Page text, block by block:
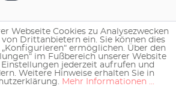
Mehrfach verwendbar (zur
GmbH & Co. KG.
Webseite Cookies zu Analysezwecken
Drittanbietern ein. Sie können dies
ermöglichen. Über den
im Fußbereich unserer Website
Einstellungen jederzeit aufrufen und
Weitere Hinweise erhalten Sie in
Mehr Informationen ...